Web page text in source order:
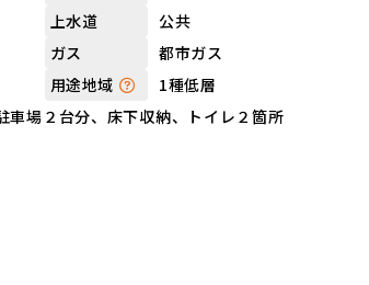
上水道
公共
ガス
都市ガス
用途地域
1種低層
車場２台分、床下収納、トイレ２箇所